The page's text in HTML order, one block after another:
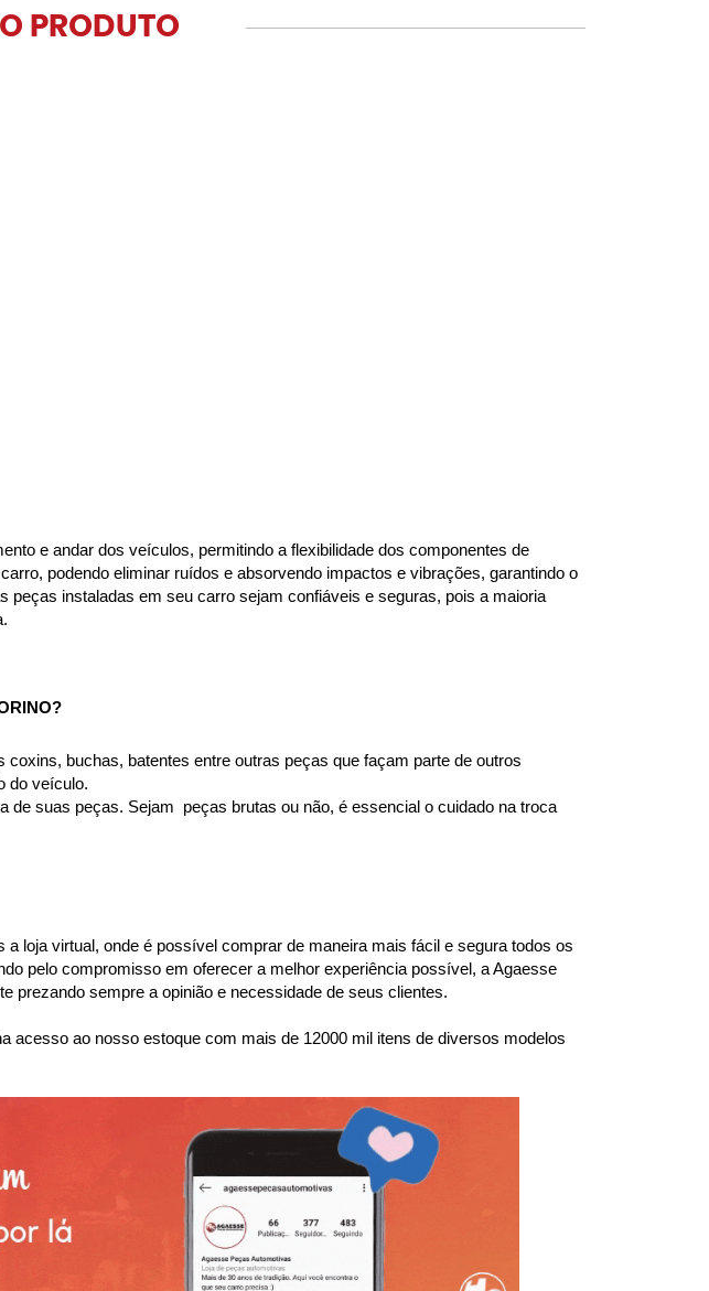
PRODUTO
e andar dos veículos, permitindo a flexibilidade dos componentes de
podendo eliminar ruídos e absorvendo impactos e vibrações, garantindo o
instaladas em seu carro sejam confiáveis e seguras, pois a maioria
?
buchas, batentes entre outras peças que façam parte de outros
do veículo.
suas peças. Sejam  peças brutas ou não, é essencial o cuidado na troca
loja virtual, onde é possível comprar de maneira mais fácil e segura todos os
pelo compromisso em oferecer a melhor experiência possível, a Agaesse
prezando sempre a opinião e necessidade de seus clientes.
ao nosso estoque com mais de 12000 mil itens de diversos modelos